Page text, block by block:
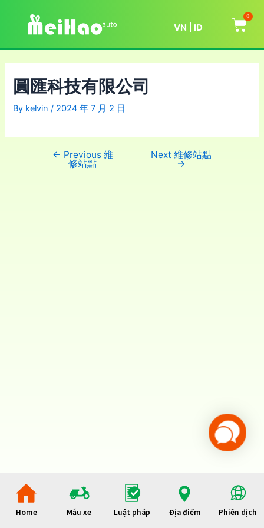
VN ID
0
圓匯科技有限公司
By kelvin/ 2024 年 7 月 2 日
← Previous 維
修站點
Next 維修站點
→
Home Mẫu xe Luật pháp Địa điểm Phiên dịch